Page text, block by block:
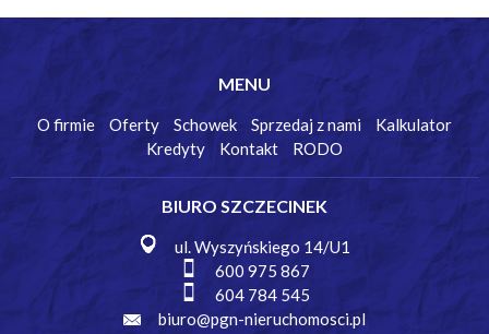
MENU
O firmie Oferty Schowek Sprzedaj z nami
Kalkulator
Kredyty
Kontakt RODO
BIURO SZCZECINEK
ul. Wyszyńskiego 14/U1
600 975 867
604 784 545
biuro@pgn-nieruchomosci.pl